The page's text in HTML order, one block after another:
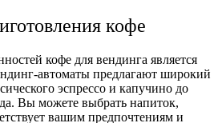
кофе
кофе для вендинга является
автоматы предлагают широкий
эспрессо и капучино до
Вы можете выбрать напиток,
вашим предпочтениям и